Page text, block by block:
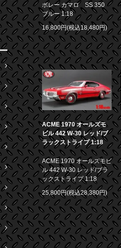
ボレー カマロ SS 350
ブルー 1:18
16,800円(税込18,480円)
ACME 1970 オールズモ
ビル 442 W-30 レッド/ブ
ラックストライプ 1:18
ACME 1970 オールズモビ
ル 442 W-30 レッド/ブラ
ックストライプ 1:18
25,800円(税込28,380円)